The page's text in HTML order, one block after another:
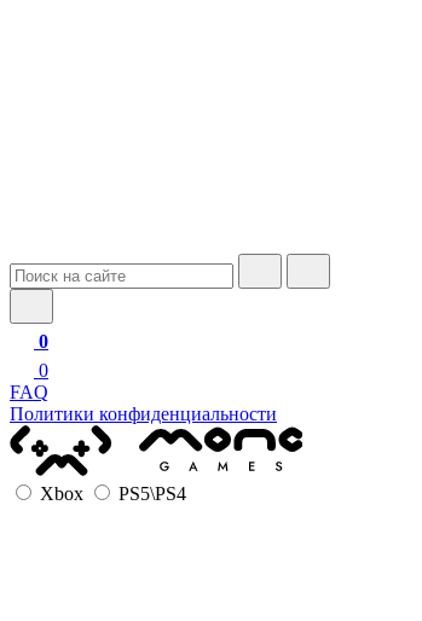
0
0
FAQ
Политики конфиденциальности
Xbox PS5\PS4